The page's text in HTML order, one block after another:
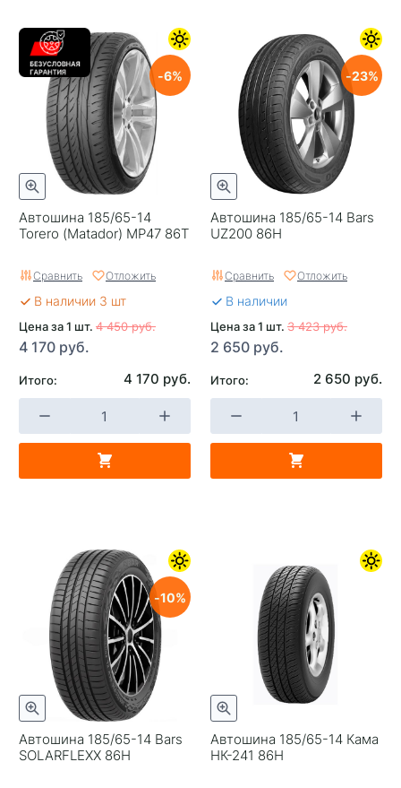
Автошина 185/65-14
Torero (Matador) MP47 86T
6
Сравнить Отложить
В наличии 3 шт
Цена за 1 шт. 4 450 руб.
4 170 руб.
Итого: 4 170 руб.
Автошина 185/65-14 Bars
UZ200 86H
23
Сравнить Отложить
В наличии
Цена за 1 шт. 3 423 руб.
2 650 руб.
Итого: 2 650 руб.
Автошина 185/65-14 Bars
SOLARFLEXX 86H
10
Автошина 185/65-14 Кама
НК-241 86Н